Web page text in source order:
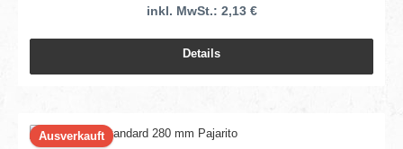
inkl. MwSt.: 2,13 €
Details
Ausverkauft